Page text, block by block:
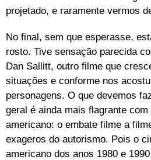
projetado, e raramente vermos
No final, sem que esperasse,
rosto. Tive sensação parecida
Dan Sallitt, outro filme que
situações e conforme nos
personagens. O que devemos
geral é ainda mais flagrante
americano: o embate filme a
exageros do autorismo. Pois o
americano dos anos 1980 e